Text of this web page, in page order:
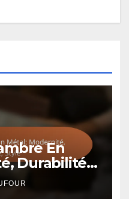
En
Durabilité,